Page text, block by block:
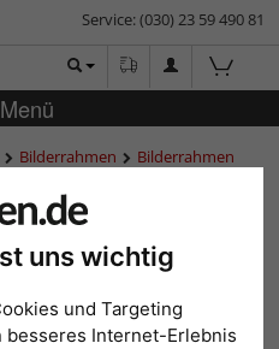
uns wichtig
und Targeting
besseres Internet-Erlebnis
Service: (030) 23 59 490 81
Menü
Bilderrahmen
Bilderrahmen